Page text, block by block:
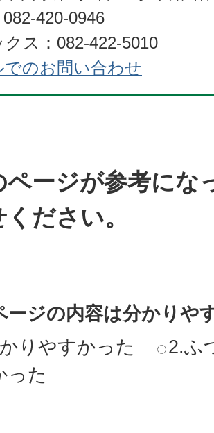
420-0946
クス：082-422-5010
でのお問い合わせ
ページが参考にな
ださい。
ージの内容は分かりや
りやすかった
2.ふ
った